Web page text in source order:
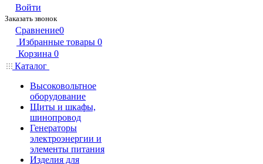
Войти
Заказать звонок
Сравнение0
Избранные товары 0
Корзина 0
Каталог
Высоковольтное
оборудование
Щиты и шкафы,
шинопровод
Генераторы
электроэнергии и
элементы питания
Изделия для